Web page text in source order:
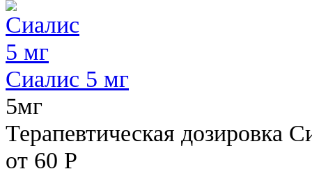
Сиалис 5 мг
5мг
Терапевтическая дозировка
от 60 Р